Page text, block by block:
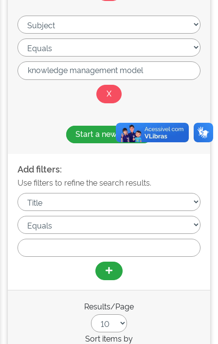
Start a new search
Add filters:
Use filters to refine the search results.
Results/Page
Sort items by